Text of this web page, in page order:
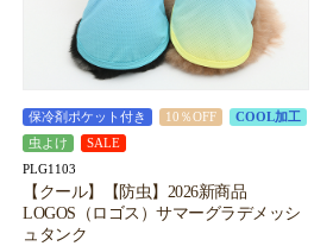
保冷剤ポケット付き 10％OFF
COOL加工
虫よけ
SALE
PLG1103
【クール】【防虫】2026新商品
LOGOS（ロゴス）サマーグラデメッシ
ュタンク